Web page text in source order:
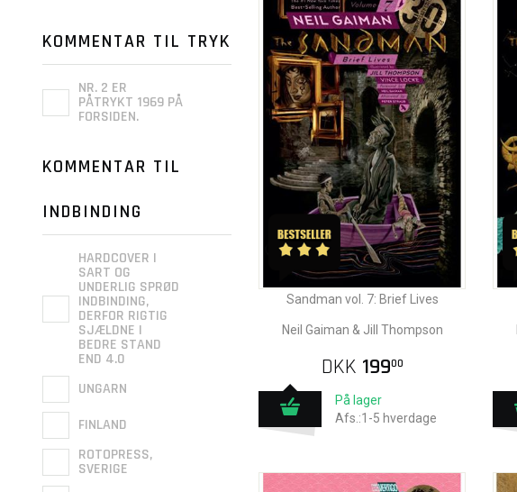
KOMMENTAR TIL TRYK
NR. 2 ER
PÅTRYKT 1969 PÅ
FORSIDEN.
KOMMENTAR TIL
INDBINDING
HARDCOVER I
SART OG
UNDERLIG SPRØD
INDBINDING,
DERFOR RIGTIG
SJÆLDNE I
BEDRE STAND
END 4.0
UNGARN
FINLAND
ROTOPRESS,
SVERIGE
Sandman vol. 7: Brief Lives
Neil Gaiman & Jill Thompson
DKK 19900
På lager
Afs.:1-5 hverdage